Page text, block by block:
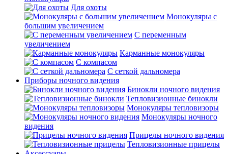
Для охоты
Монокуляры с
большим увеличением
С переменным
увеличением
Карманные монокуляры
С компасом
С сеткой дальномера
Приборы ночного видения
Бинокли ночного видения
Тепловизионные бинокли
Монокуляры тепловизоры
Монокуляры ночного
видения
Прицелы ночного видения
Тепловизионные прицелы